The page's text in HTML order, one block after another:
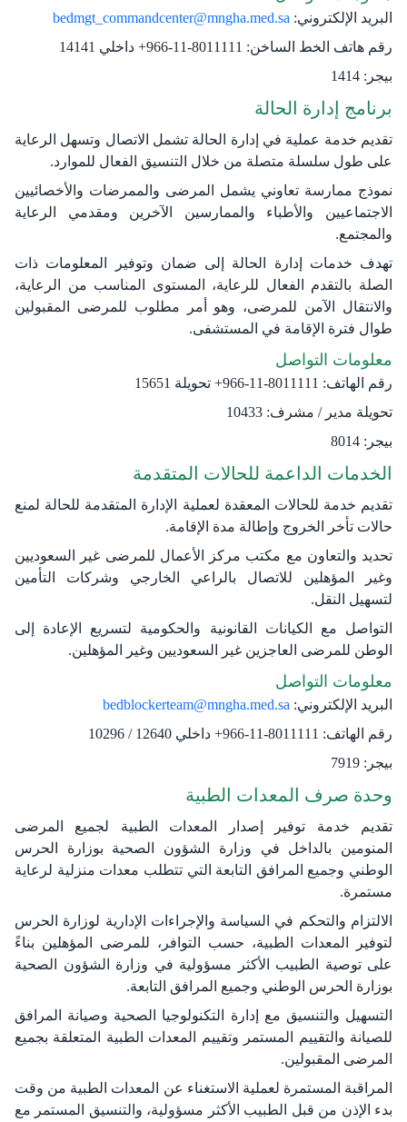
البريد الإلكتروني: bedmgt_commandcenter@mngha.med.sa
رقم هاتف الخط الساخن: 8011111-11-966+ داخلي 14141
بيجر: 1414
برنامج إدارة الحالة
تقديم خدمة عملية في إدارة الحالة تشمل الاتصال وتسهل الرعاية
على طول سلسلة متصلة من خلال التنسيق الفعال للموارد.
نموذج ممارسة تعاوني يشمل المرضى والممرضات والأخصائيين
الاجتماعيين والأطباء والممارسين الآخرين ومقدمي الرعاية
والمجتمع.
تهدف خدمات إدارة الحالة إلى ضمان وتوفير المعلومات ذات
الصلة بالتقدم الفعال للرعاية، المستوى المناسب من الرعاية،
والانتقال الآمن للمرضى، وهو أمر مطلوب للمرضى المقبولين
طوال فترة الإقامة في المستشفى.
معلومات التواصل
رقم الهاتف: 8011111-11-966+ تحويلة 15651
تحويلة مدير / مشرف: 10433
بيجر: 8014
الخدمات الداعمة للحالات المتقدمة
تقديم خدمة للحالات المعقدة لعملية الإدارة المتقدمة للحالة لمنع
حالات تأخر الخروج وإطالة مدة الإقامة.
تحديد والتعاون مع مكتب مركز الأعمال للمرضى غير السعوديين
وغير المؤهلين للاتصال بالراعي الخارجي وشركات التأمين
لتسهيل النقل.
التواصل مع الكيانات القانونية والحكومية لتسريع الإعادة إلى
الوطن للمرضى العاجزين غير السعوديين وغير المؤهلين.
معلومات التواصل
البريد الإلكتروني: bedblockerteam@mngha.med.sa
رقم الهاتف: 8011111-11-966+ داخلي 12640 /
10296
بيجر: 7919
وحدة صرف المعدات الطبية
تقديم خدمة توفير إصدار المعدات الطبية لجميع المرضى
المنومين بالداخل في وزارة الشؤون الصحية بوزارة الحرس
الوطني وجميع المرافق التابعة التي تتطلب معدات منزلية لرعاية
مستمرة.
الالتزام والتحكم في السياسة والإجراءات الإدارية لوزارة الحرس
لتوفير المعدات الطبية، حسب التوافر، للمرضى المؤهلين بناءً
على توصية الطبيب الأكثر مسؤولية في وزارة الشؤون الصحية
بوزارة الحرس الوطني وجميع المرافق التابعة.
التسهيل والتنسيق مع إدارة التكنولوجيا الصحية وصيانة المرافق
للصيانة والتقييم المستمر وتقييم المعدات الطبية المتعلقة بجميع
المرضى المقبولين.
المراقبة المستمرة لعملية الاستغناء عن المعدات الطبية من وقت
بدء الإذن من قبل الطبيب الأكثر مسؤولية، والتنسيق المستمر مع